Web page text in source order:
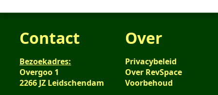
Contact
Bezoekadres:
Overgoo 1
2266 JZ Leidschendam
Over
Privacybeleid
Over RevSpace
Voorbehoud